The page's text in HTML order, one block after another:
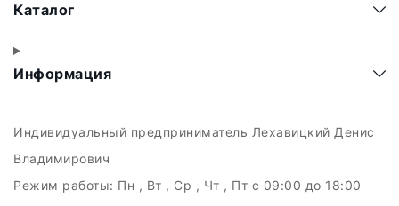
Каталог
Информация
Индивидуальный предприниматель Лехавицкий Денис
Владимирович
Режим работы: Пн , Вт , Ср , Чт , Пт c 09:00 до 18:00